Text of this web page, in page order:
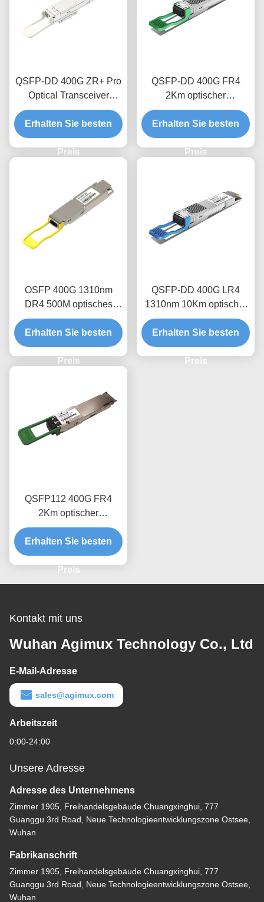
QSFP-DD 400G ZR+ Pro
Optical Transceiver
Modul
Erhalten Sie besten
Preis
QSFP-DD 400G FR4
2Km optischer
Transceivermodul
Erhalten Sie besten
Preis
OSFP 400G 1310nm
DR4 500M optisches
Transceiver-Modul
Erhalten Sie besten
Preis
QSFP-DD 400G LR4
1310nm 10Km optischer
Empfängermodul
Erhalten Sie besten
Preis
QSFP112 400G FR4
2Km optischer
Transceivermodul
Erhalten Sie besten
Preis
Kontakt mit uns
Wuhan Agimux Technology Co., Ltd
E-Mail-Adresse
sales@agimux.com
Arbeitszeit
0:00-24:00
Unsere Adresse
Adresse des Unternehmens
Zimmer 1905, Freihandelsgebäude Chuangxinghui, 777
Guanggu 3rd Road, Neue Technologieentwicklungszone Ostsee,
Wuhan
Fabrikanschrift
Zimmer 1905, Freihandelsgebäude Chuangxinghui, 777
Guanggu 3rd Road, Neue Technologieentwicklungszone Ostsee,
Wuhan